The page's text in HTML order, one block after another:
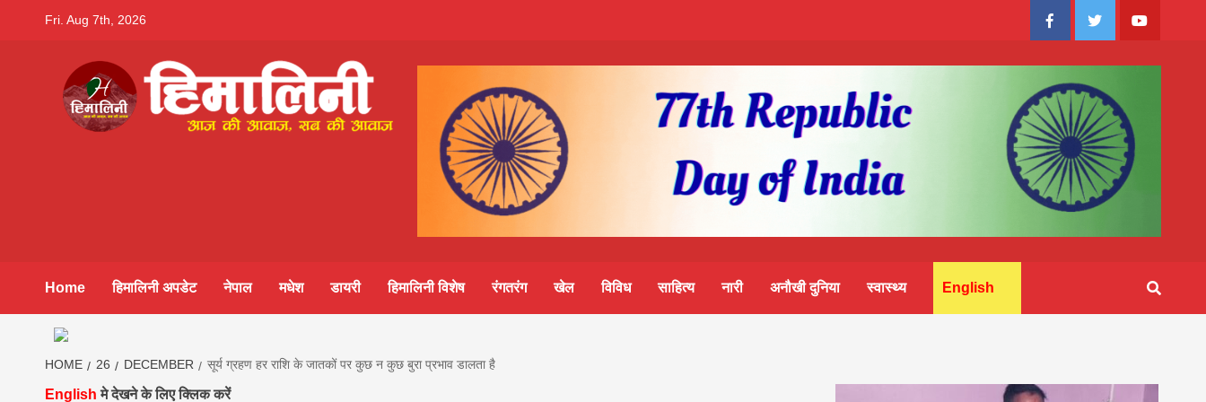
Fri. Aug 7th, 2026 FacebookTwitter Youtube
Himalini.com-
hindi magazine
||madhesh
khabar:Himalini
Home हिमालिनी अपडेट नेपाल मधेश डायरी हिमालिनी विशेष रंगतरंग खेल विविध साहित्य नारी अनौखी दुनिया स्वास्थ्य English
HOME 26 DECEMBER सूर्य ग्रहण हर राशि के जातकों पर कुछ न कुछ बुरा प्रभाव डालता है
English मे देखने के लिए क्लिक करें